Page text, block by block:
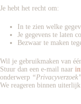
Je hebt het recht om:
In te zien welke
Je gegevens te laten
Bezwaar te maken
Wil je gebruikmaken van
Stuur dan een e-mail naar
onderwerp “Privacyverzoek”
We reageren binnen